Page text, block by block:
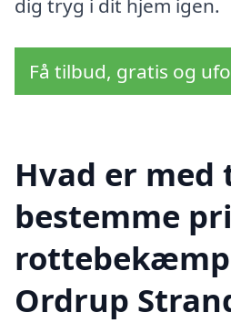
dig tryg i dit hjem igen.
Få tilbud, gratis og
Hvad er med
bestemme
Ordrup